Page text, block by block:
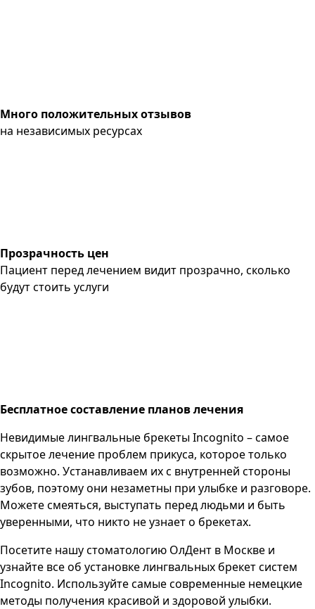
Много положительных отзывов
на независимых ресурсах
Прозрачность цен
Пациент перед лечением видит прозрачно, сколько
будут стоить услуги
Бесплатное составление планов лечения
Невидимые лингвальные брекеты Incognito – самое
скрытое лечение проблем прикуса, которое только
возможно. Устанавливаем их с внутренней стороны
зубов, поэтому они незаметны при улыбке и разговоре.
Можете смеяться, выступать перед людьми и быть
уверенными, что никто не узнает о брекетах.
Посетите нашу стоматологию ОлДент в Москве и
узнайте все об установке лингвальных брекет систем
Incognito. Используйте самые современные немецкие
методы получения красивой и здоровой улыбки.